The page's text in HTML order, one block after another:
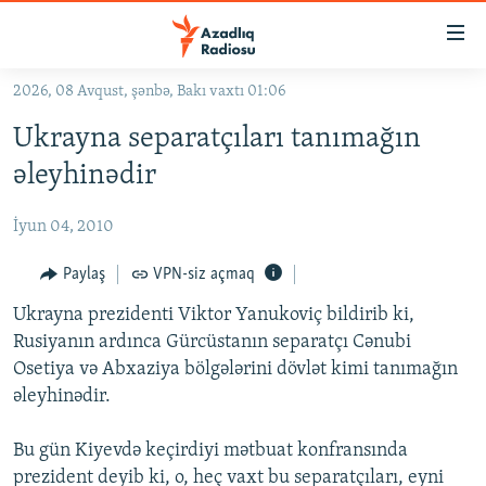
Əsas
qayıt
Əsas
naviqasiyaya
qayıt
#İZAHLA
KORRUPSIOMETR
#ƏSLINDƏ
FƏRQƏ BAX
QANUNI DOĞRU
ARAŞDIRMA
MULTIMEDIA
FOTOQALEREYA
OXU ZALI
HAQQIMIZDA
2026, 08 Avqust, şənbə, Bakı vaxtı 01:06
Ukrayna separatçıları tanımağın
əleyhinədir
İyun 04, 2010
Paylaş VPN-siz açmaq
Ukrayna prezidenti Viktor Yanukoviç bildirib ki,
Rusiyanın ardınca Gürcüstanın separatçı Cənubi
Osetiya və Abxaziya bölgələrini dövlət kimi tanımağın
əleyhinədir.
Bu gün Kiyevdə keçirdiyi mətbuat konfransında
prezident deyib ki, o, heç vaxt bu separatçıları, eyni